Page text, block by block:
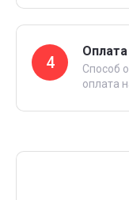
4
Оплата
Способ
оплата